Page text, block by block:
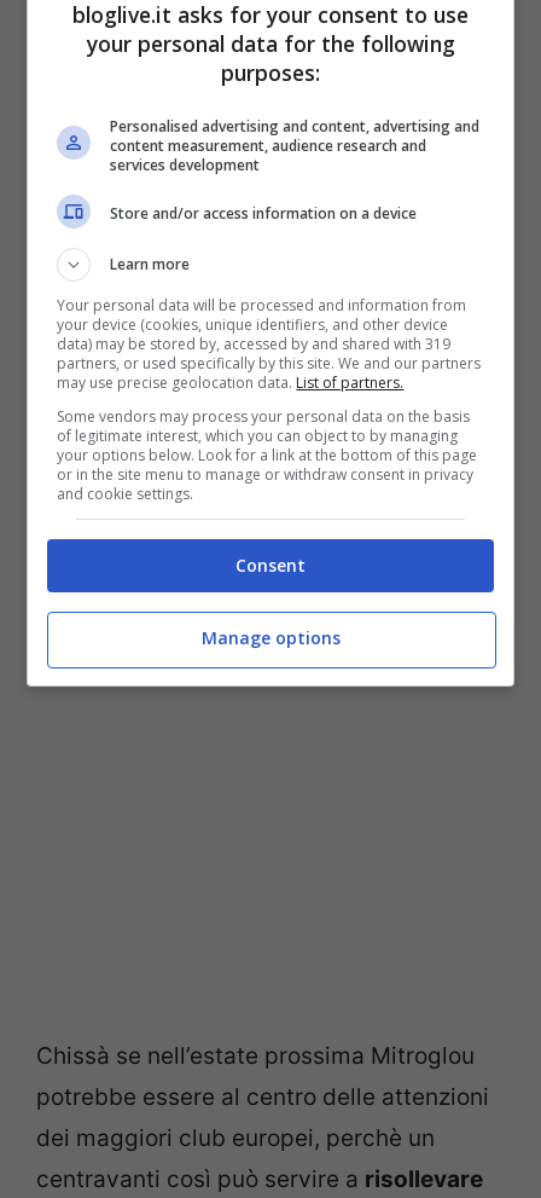
gol complessivi contribuendo al “double”
della sua squadra, ovvero la conquista di
campionato e coppa nazionale. Ma il
ragazzone alto 188 cm dall’impressionante
fiuto del gol, non è sazio. In questo scorcio
di stagione è già risultato decisivo,
decidendo la sfida all’ultimo minuto contro
gli acerrimi rivali del Panathinaikos,
segnando il primo gol con il quale ha
aperto la goleada contro il Paok Salonicco
secondo in classifica. Ma soprattutto ha
stabilito un nuovo record: lo scorso due
ottobre ha realizzato una tripletta in
Champions Leaguenella gara esterna
contro l’Anderlecht: nessun greco ne era
stato mai capace.
Chissà se nell’estate prossima Mitroglou
potrebbe essere al centro delle attenzioni
dei maggiori club europei, perchè un
centravanti così può servire a risollevare
bloglive.it asks for your consent to use
your personal data for the following
purposes:
Personalised advertising and content, advertising and
content measurement, audience research and
services development
Store and/or access information on a device
Learn more
Your personal data will be processed and information from
your device (cookies, unique identifiers, and other device
data) may be stored by, accessed by and shared with 319
partners, or used specifically by this site. We and our partners
may use precise geolocation data. List of partners.
Some vendors may process your personal data on the basis
of legitimate interest, which you can object to by managing
your options below. Look for a link at the bottom of this page
or in the site menu to manage or withdraw consent in privacy
and cookie settings.
Consent
Manage options